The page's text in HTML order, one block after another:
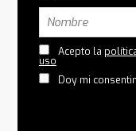
Acepto la
uso
Doy mi